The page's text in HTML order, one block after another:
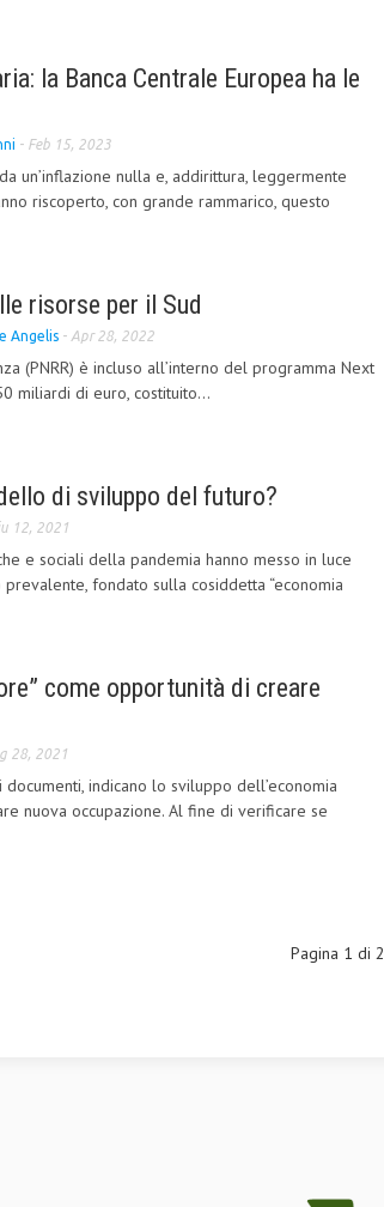
la Banca Centrale Europea ha le
- Feb 15, 2023
un’inflazione nulla e, addirittura, leggermente
riscoperto, con grande rammarico, questo
risorse per il Sud
Angelis - Apr 28, 2022
(PNRR) è incluso all’interno del programma Next
miliardi di euro, costituito...
di sviluppo del futuro?
12, 2021
e sociali della pandemia hanno messo in luce
fondato sulla cosiddetta “economia
come opportunità di creare
28, 2021
indicano lo sviluppo dell’economia
nuova occupazione. Al fine di verificare se
Pagina 1 di 2